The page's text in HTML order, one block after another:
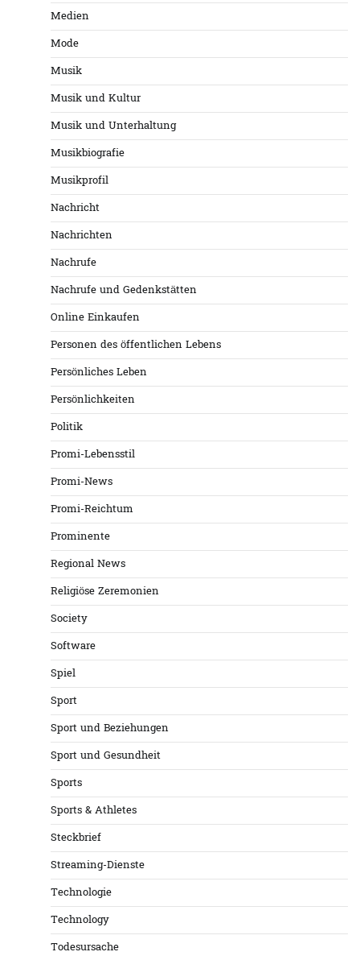
Medien
Mode
Musik
Musik und Kultur
Musik und Unterhaltung
Musikbiografie
Musikprofil
Nachricht
Nachrichten
Nachrufe
Nachrufe und Gedenkstätten
Online Einkaufen
Personen des öffentlichen Lebens
Persönliches Leben
Persönlichkeiten
Politik
Promi-Lebensstil
Promi-News
Promi-Reichtum
Prominente
Regional News
Religiöse Zeremonien
Society
Software
Spiel
Sport
Sport und Beziehungen
Sport und Gesundheit
Sports
Sports & Athletes
Steckbrief
Streaming-Dienste
Technologie
Technology
Todesursache